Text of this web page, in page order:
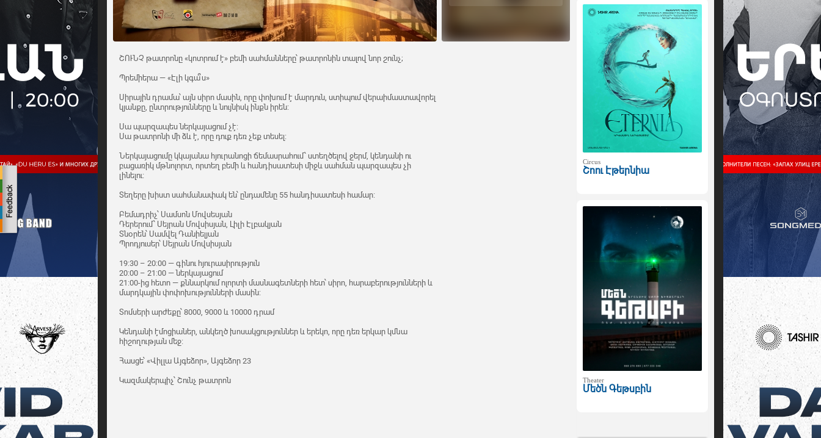
ՇՈՒՆՉ թատրոնը «կոտրում է» բեմի սահմանները՝ թատրոնին տալով նոր շունչ;
Պրեմիերա — «Էլի կգա՞ս»
Սիրային դրամա՝ այն սիրո մասին, որը փոխում է մարդուն, ստիպում վերաիմաստավորել
կյանքը, ընտրությունները և նույնիսկ ինքն իրեն։
Սա պարզապես ներկայացում չէ։
Սա թատրոնի մի ձև է, որը դուք դեռ չեք տեսել։
Ներկայացումը կկայանա հյուրանոցի ճեմասրահում՝ ստեղծելով ջերմ, կենդանի ու
բացառիկ մթնոլորտ, որտեղ բեմի և հանդիսատեսի միջև սահման պարզապես չի
լինելու։
Տեղերը խիստ սահմանափակ են՝ ընդամենը 55 հանդիսատեսի համար։
Բեմադրիչ՝ Սամսոն Մովսեսյան
Դերերում՝ Սեյրան Մովսիսյան, Լիլի Էլբակյան
Տնօրեն՝ Սամվել Դանիելյան
Պրոդյուսեր՝ Սեյրան Մովսիսյան
19:30 – 20:00 — գինու հյուրասիրություն
20:00 – 21:00 — ներկայացում
21:00-ից հետո — քննարկում ոլորտի մասնագետների հետ՝ սիրո, հարաբերությունների և
մարդկային փոփոխությունների մասին։
Տոմսերի արժեքը՝ 8000, 9000 և 10000 դրամ
Կենդանի էմոցիաներ, անկեղծ խոսակցություններ և երեկո, որը դեռ երկար կմնա
հիշողության մեջ։
Հասցե՝ «Վիլլա Այգեձոր», Այգեձոր 23
Կազմակերպիչ՝ Շունչ թատրոն
Circus
Շոու Էթերնիա
Theater
Մեծն Գեթսբին